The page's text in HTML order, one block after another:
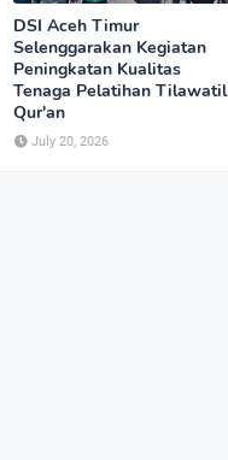
DSI Aceh Timur
Selenggarakan Kegiatan
Peningkatan Kualitas
Tenaga Pelatihan Tilawatil
Qur'an
July 20, 2026